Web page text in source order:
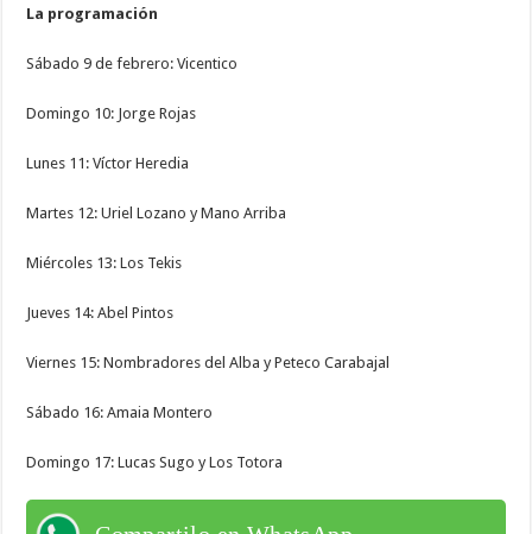
La programación
Sábado 9 de febrero: Vicentico
Domingo 10: Jorge Rojas
Lunes 11: Víctor Heredia
Martes 12: Uriel Lozano y Mano Arriba
Miércoles 13: Los Tekis
Jueves 14: Abel Pintos
Viernes 15: Nombradores del Alba y Peteco Carabajal
Sábado 16: Amaia Montero
Domingo 17: Lucas Sugo y Los Totora